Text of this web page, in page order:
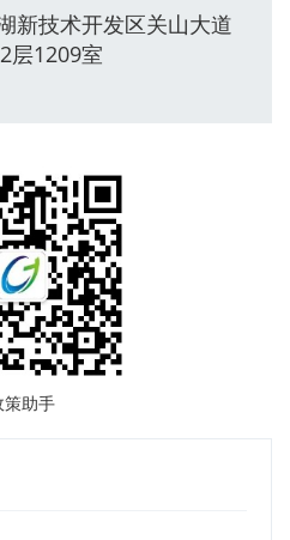
新技术开发区关山大道
层1209室
策助手